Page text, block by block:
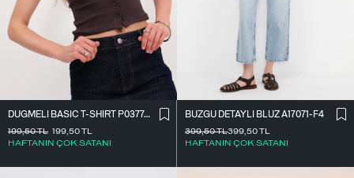
DÜĞMELI BASIC T-SHIRT P0377-K12
199,50TL
HAFTANIN ÇOK SATANI
199,50TL
BÜZGÜ DETAYLI BLUZ A17071-F4
399,50TL
HAFTANIN ÇOK SATANI
399,50TL